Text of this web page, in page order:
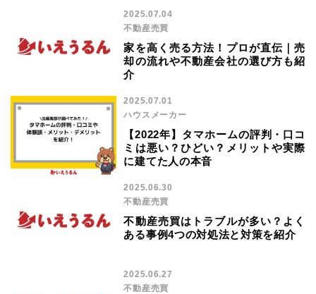
家を高く売る方法！プロが直伝｜売
却の流れや不動産会社の選び方も紹
介
2025.07.04
不動産売買
【2022年】タマホームの評判・口コ
ミは悪い？ひどい？メリットや実際
に建てた人の本音
2025.07.01
ハウスメーカー
不動産売買はトラブルが多い？よく
ある事例4つの対処法と対策を紹介
2025.06.30
不動産売買
2025.06.27
不動産売買